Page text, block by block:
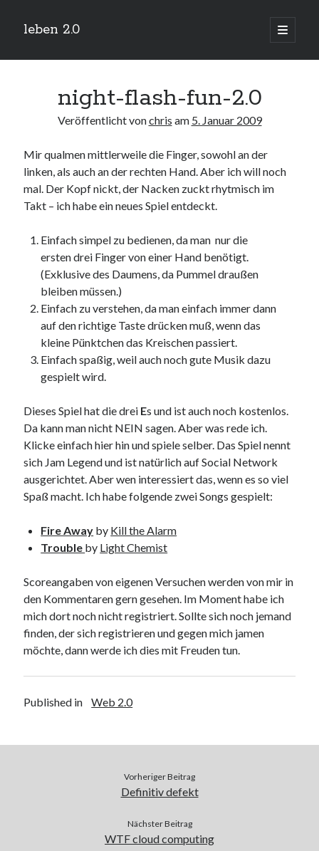
leben 2.0
öffnen
Sidebar
Neueste Beiträge
Arduino und BME 280
13. Januar 2019
Minecraft-Server
Leben 2.0 Reloaded (?)
18. November 2018
icinga critical/config: Error: Stack overflow while evaluating expression:
Recursion level too deep.
1. April 2018
Winterhüttentour 2018
9. März 2018
Neueste Kommentare
Michael zu
the wink of nintendo DS lite
chris
VGN-P11Z auf SSD
Jan zu
VGN-P11Z auf SSD
Janzu VGN-P11Z Downgrade
zu VGN-P11Z auf SSD
Kategorien
Aktion
Gadgets
Mikrocontroller
Nützliches
Raspberry
Web 2.0
Arduino und BME 280
night-flash-fun-2.0
Veröffentlicht vonchris am 5. Januar 2009
Mir qualmen mittlerweile die Finger, sowohl an der
linken, als auch an der rechten Hand. Aber ich will noch
mal. Der Kopf nickt, der Nacken zuckt rhytmisch im
Takt – ich habe ein neues Spiel entdeckt.
Einfach simpel zu bedienen, da man nur die
ersten drei Finger von einer Hand benötigt.
(Exklusive des Daumens, da Pummel draußen
bleiben müssen.)
Einfach zu verstehen, da man einfach immer dann
auf den richtige Taste drücken muß, wenn das
kleine Pünktchen das Kreischen passiert.
Einfach spaßig, weil auch noch gute Musik dazu
gespielt wird.
Dieses Spiel hat die drei Es und ist auch noch kostenlos.
Da kann man nicht NEIN sagen. Aber was rede ich.
Klicke einfach hier hin und spiele selber. Das Spiel nennt
sich Jam Legend und ist natürlich auf Social Network
ausgerichtet. Aber wen interessiert das, wenn es so viel
Spaß macht. Ich habe folgende zwei Songs gespielt:
Fire Away by Kill the Alarm
Trouble by Light Chemist
Scoreangaben von eigenen Versuchen werden von mir in
den Kommentaren gern gesehen. Im Moment habe ich
mich dort noch nicht registriert. Sollte sich noch jemand
finden, der sich registrieren und gegen mich jamen
möchte, dann werde ich dies mit Freuden tun.
Published in Web 2.0
Vorheriger Beitrag
Definitiv defekt
Nächster Beitrag
WTF cloud computing